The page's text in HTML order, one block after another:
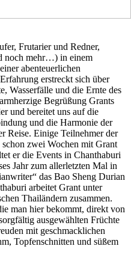
Frutarier und Redner,
noch mehr…) in einem
abenteuerlichen
erstreckt sich über
Wasserfälle und die Ernte des
Begrüßung Grants
und bereitet uns auf die
und die Harmonie der
Reise. Einige Teilnehmer der
zwei Wochen mit Grant
er die Events in Chanthaburi
Jahr zum allerletzten Mal in
das Bao Sheng Durian
arbeitet Grant unter
Thailändern zusammen.
man hier bekommt, direkt von
ausgewählten Früchte
mit geschmacklichen
Topfenschnitten und süßem